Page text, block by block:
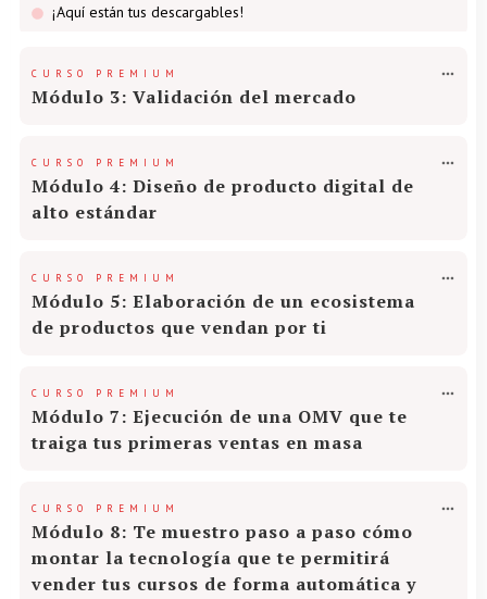
¡Aquí están tus descargables!
CURSO PREMIUM
Módulo 3: Validación del mercado
CURSO PREMIUM
Módulo 4: Diseño de producto digital de
alto estándar
CURSO PREMIUM
Módulo 5: Elaboración de un ecosistema
de productos que vendan por ti
CURSO PREMIUM
Módulo 7: Ejecución de una OMV que te
traiga tus primeras ventas en masa
CURSO PREMIUM
Módulo 8: Te muestro paso a paso cómo
montar la tecnología que te permitirá
vender tus cursos de forma automática y